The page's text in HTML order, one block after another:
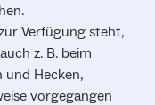
Verfügung steht,
z. B. beim
und Hecken,
vorgegangen